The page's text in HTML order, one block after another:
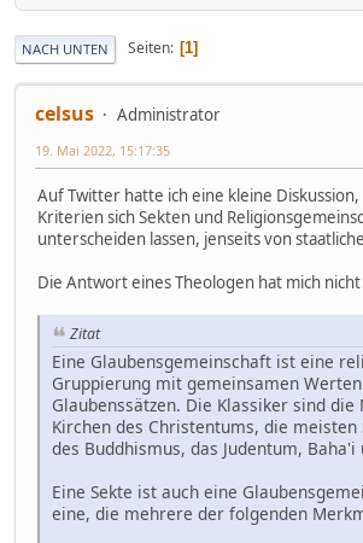
NACH UNTEN Seiten 1
celsus Administrator
19. Mai 2022, 15:17:35
Auf Twitter hatte ich eine kleine Diskussion,
Kriterien sich Sekten und
unterscheiden lassen, jenseits von
Die Antwort eines Theologen hat mich
Zitat
Eine Glaubensgemeinschaft ist eine
Gruppierung mit gemeinsamen
Glaubenssätzen. Die Klassiker sind
Kirchen des Christentums, die meisten
des Buddhismus, das Judentum, Baha'i
Eine Sekte ist auch eine
eine, die mehrere der folgenden